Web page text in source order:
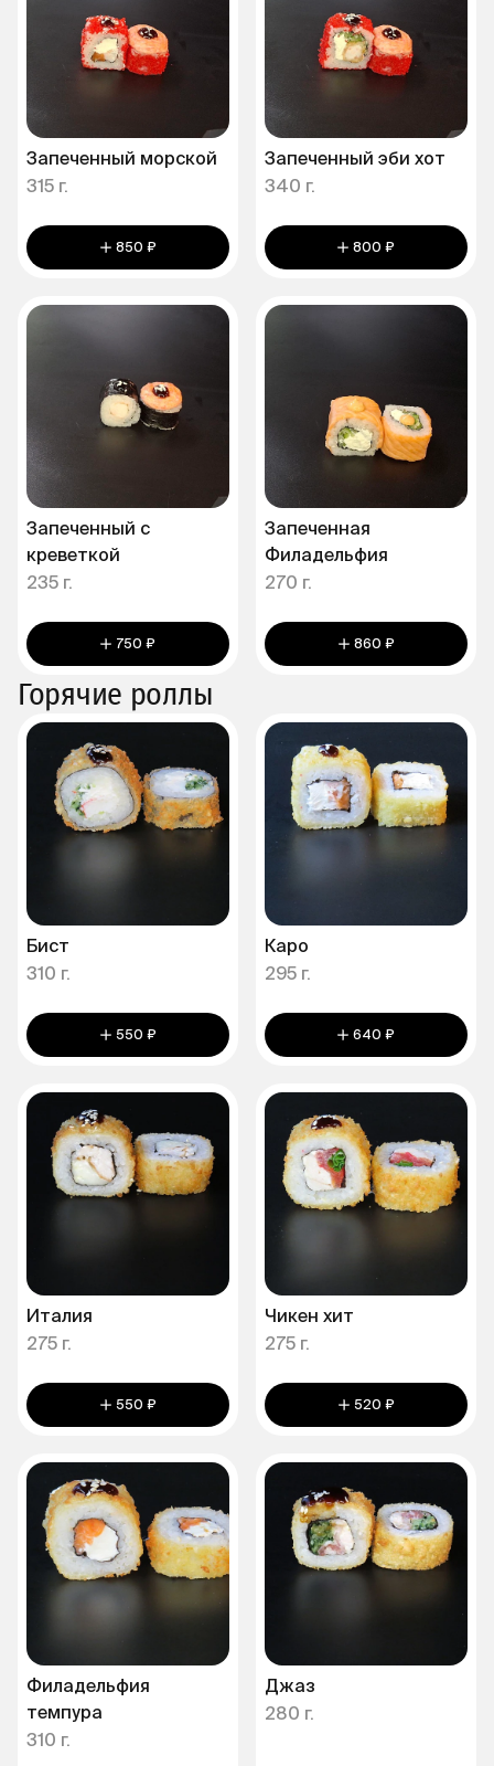
Запеченный морской
315 г.
850 ₽
Запеченный эби хот
340 г.
800 ₽
Запеченный с
креветкой
235 г.
750 ₽
Запеченная
Филадельфия
270 г.
860 ₽
Горячие роллы
Бист
310 г.
550 ₽
Каро
295 г.
640 ₽
Италия
275 г.
550 ₽
Чикен хит
275 г.
520 ₽
Филадельфия
темпура
310 г.
Джаз
280 г.